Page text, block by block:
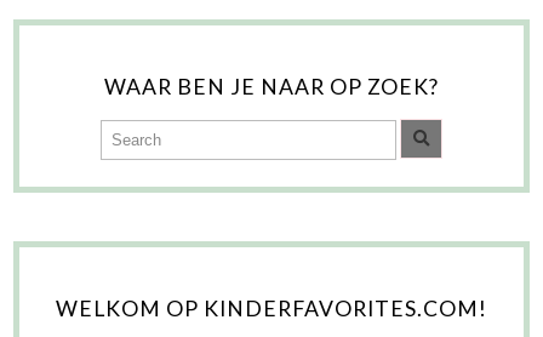
WAAR BEN JE NAAR OP ZOEK?
WELKOM OP KINDERFAVORITES.COM!